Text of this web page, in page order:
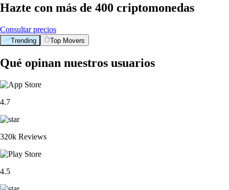
Hazte con más de 400 criptomonedas
Consultar precios
Trending Top Movers
Qué opinan nuestros usuarios
4.7
320k Reviews
4.5